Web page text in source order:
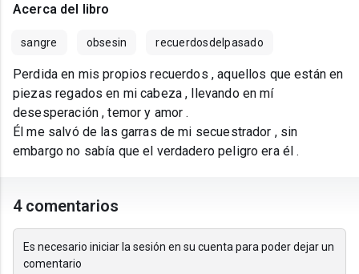
Acerca del libro
sangre obsesin recuerdosdelpasado
Perdida en mis propios recuerdos , aquellos que están en
piezas regados en mi cabeza , llevando en mí
desesperación , temor y amor .
Él me salvó de las garras de mi secuestrador , sin
embargo no sabía que el verdadero peligro era él .
4 comentarios
Es necesario iniciar la sesión en su cuenta para poder dejar un
comentario